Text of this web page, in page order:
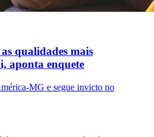
qualidades mais
aponta enquete